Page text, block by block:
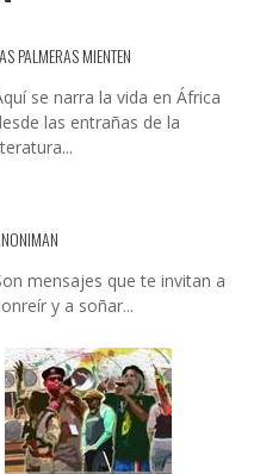
PALMERAS MIENTEN
se narra la vida en África
las entrañas de la
mensajes que te invitan a
y a soñar...